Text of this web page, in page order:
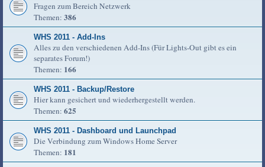
Fragen zum Bereich Netzwerk
Themen: 386
WHS 2011 - Add-Ins
Alles zu den verschiedenen Add-Ins (Für Lights-Out gibt es ein
separates Forum!)
Themen: 166
WHS 2011 - Backup/Restore
Hier kann gesichert und wiederhergestellt werden.
Themen: 625
WHS 2011 - Dashboard und Launchpad
Die Verbindung zum Windows Home Server
Themen: 181